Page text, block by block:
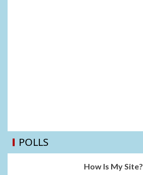
POLLS
How Is My Site?